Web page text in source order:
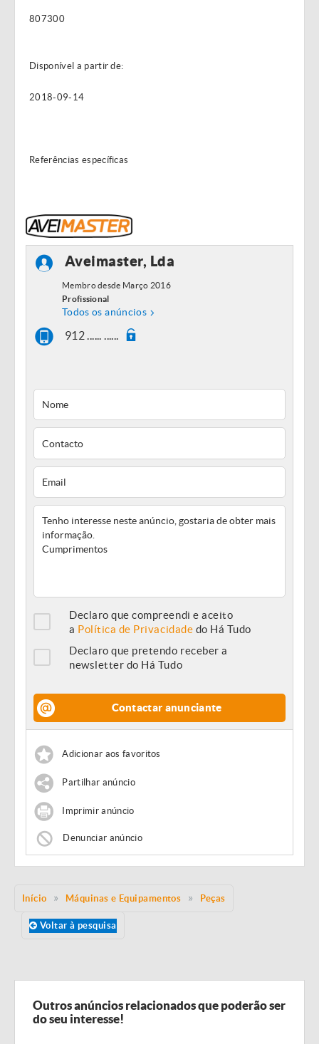
807300
Disponível a partir de:
2018-09-14
Referências específicas
Aveimaster, Lda
Membro desde Março 2016
Profissional
Todos os anúncios
912 ...... ......
Declaro que compreendi e aceito
a Política de Privacidade do Há Tudo
Declaro que pretendo receber a
newsletter do Há Tudo
Contactar anunciante
Adicionar aos favoritos
Partilhar anúncio
Imprimir anúncio
Denunciar anúncio
Início Máquinas e Equipamentos Peças
Voltar à pesquisa
Outros anúncios relacionados que poderão ser
do seu interesse!